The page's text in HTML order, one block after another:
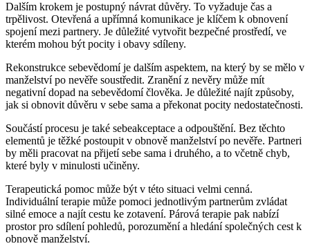
Dalším krokem je postupný návrat důvěry. To vyžaduje čas a
trpělivost. Otevřená a upřímná komunikace je klíčem k obnovení
spojení mezi partnery. Je důležité vytvořit bezpečné prostředí, ve
kterém mohou být pocity i obavy sdíleny.
Rekonstrukce sebevědomí je dalším aspektem, na který by se mělo v
manželství po nevěře soustředit. Zranění z nevěry může mít
negativní dopad na sebevědomí člověka. Je důležité najít způsoby,
jak si obnovit důvěru v sebe sama a překonat pocity nedostatečnosti.
Součástí procesu je také sebeakceptace a odpouštění. Bez těchto
elementů je těžké postoupit v obnově manželství po nevěře. Partneri
by měli pracovat na přijetí sebe sama i druhého, a to včetně chyb,
které byly v minulosti učiněny.
Terapeutická pomoc může být v této situaci velmi cenná.
Individuální terapie může pomoci jednotlivým partnerům zvládat
silné emoce a najít cestu ke zotavení. Párová terapie pak nabízí
prostor pro sdílení pohledů, porozumění a hledání společných cest k
obnově manželství.